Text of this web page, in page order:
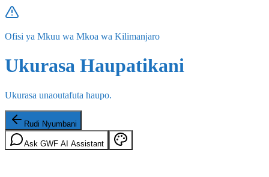
Ofisi ya Mkuu wa Mkoa wa Kilimanjaro
Ukurasa Haupatikani
Ukurasa unaoutafuta haupo.
Rudi Nyumbani
Ask GWF AI Assistant